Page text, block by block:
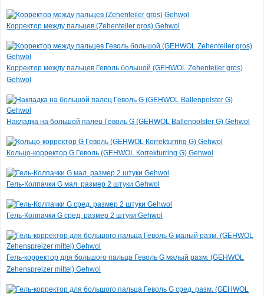
2 700 руб.(-20%)
2 160 руб.
Все товары дня
Корректор между пальцев (Zehenteiler gros) Gehwol
Корректор между пальцев Геволь большой (GEHWOL Zehenteiler gros)
Gehwol
Накладка на большой палец Геволь G (GEHWOL Ballenpolster G) Gehwol
Кольцо-корректор G Геволь (GEHWOL Кorrekturring G) Gehwol
Гель-Колпачки G мал. размер 2 штуки Gehwol
Гель-Колпачки G сред. размер 2 штуки Gehwol
Гель-корректор для большого пальца Геволь G малый разм. (GEHWOL
Zehenspreizer mittel) Gehwol